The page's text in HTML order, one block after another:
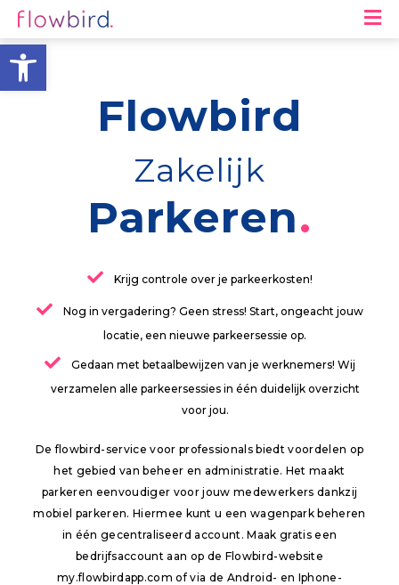
Toolbar openen
Flowbird
Zakelijk
Parkeren
Krijg controle over je parkeerkosten!
Nog in vergadering? Geen stress! Start, ongeacht jouw
locatie, een nieuwe parkeersessie op.
Gedaan met betaalbewijzen van je werknemers! Wij
verzamelen alle parkeersessies in één duidelijk overzicht
voor jou.
De flowbird-service voor professionals biedt voordelen op
het gebied van beheer en administratie. Het maakt
parkeren eenvoudiger voor jouw medewerkers dankzij
mobiel parkeren. Hiermee kunt u een wagenpark beheren
in één gecentraliseerd account. Maak gratis een
bedrijfsaccount aan op de Flowbird-website
my.flowbirdapp.com of via de Android- en Iphone-